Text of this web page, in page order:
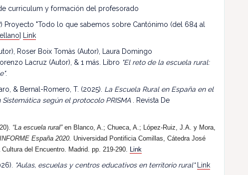
de curriculum y formación del profesorado
Proyecto "Todo lo que sabemos sobre Cantónimo (del 684 al
]
Link
Roser Boix Tomàs (Autor), Laura Domingo
Lacruz (Autor), & 1 más. Libro "El reto de la escuela rural:
.
& Bernal-Romero, T. (2025). La Escuela Rural en España en el
Sistemática según el protocolo PRISMA . Revista De
“La escuela rural”en Blanco, A.; Chueca, A.; López-Ruiz, J.A. y Mora,
INFORME España 2020. Universidad Pontificia Comillas, Cátedra José
del Encuentro. Madrid. pp. 219-290. Link
"Aulas, escuelas y centros educativos en territorio rural"
Link